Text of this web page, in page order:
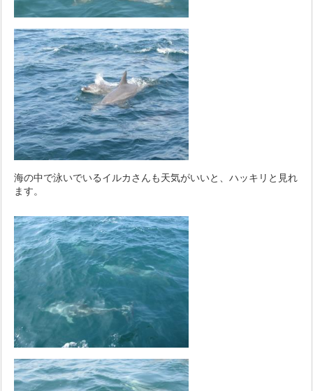
海の中で泳いでいるイルカさんも天気がいいと、ハッキリと見れ
ます。